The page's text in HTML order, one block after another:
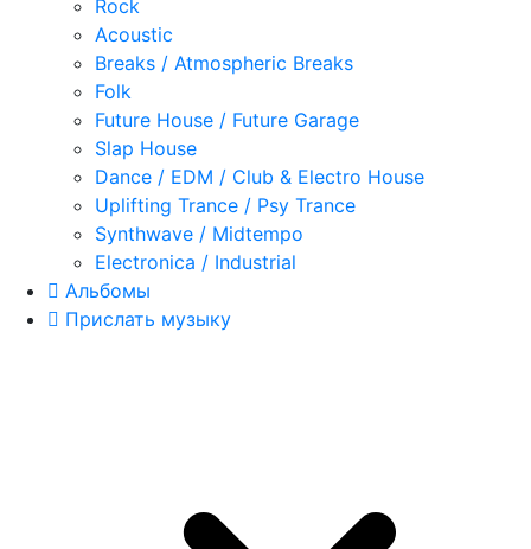
Rock
Acoustic
Breaks / Atmospheric Breaks
Folk
Future House / Future Garage
Slap House
Dance / EDM / Club & Electro House
Uplifting Trance / Psy Trance
Synthwave / Midtempo
Electronica / Industrial
Альбомы
Прислать музыку